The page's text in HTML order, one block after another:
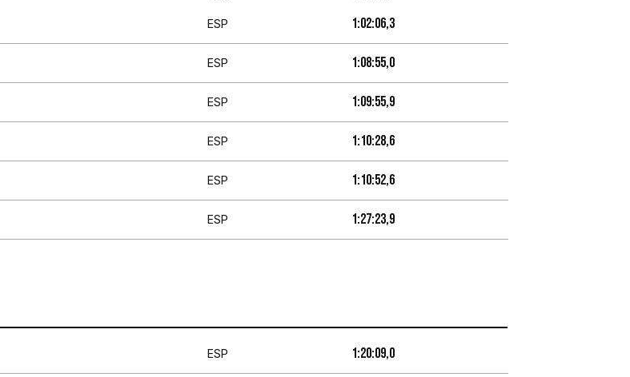
ESP 1:02:06,3
ESP 1:08:55,0
ESP 1:09:55,9
ESP 1:10:28,6
ESP 1:10:52,6
ESP 1:27:23,9
ESP 1:20:09,0